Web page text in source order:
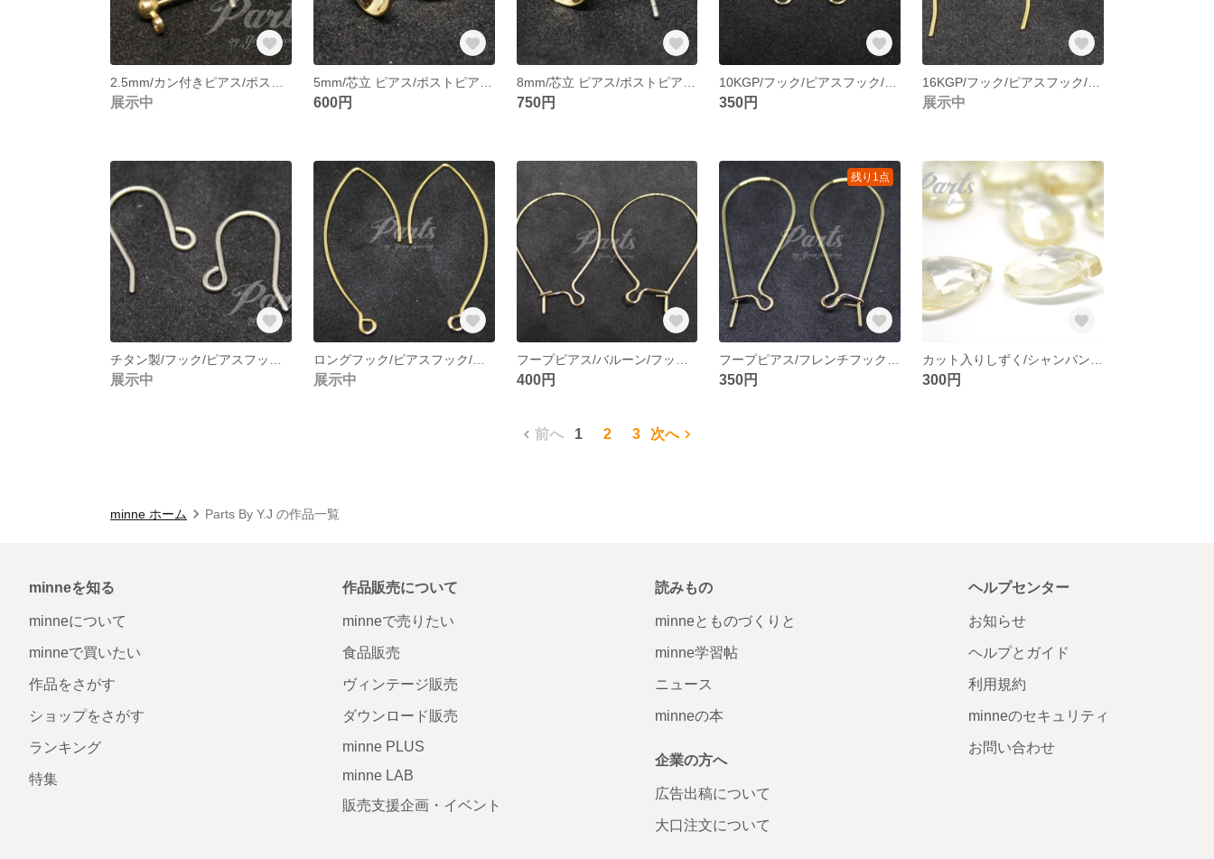
展示中 600円 750円 350円 展示中
展示中
ロングフック/ピアスフック/フックピアス/アクセサリー/DIY/金具/パーツ【20個】
展示中 400円
残り1点
350円 300円
前へ 1 2 3 次へ
minne ホーム Parts By Y.J の作品一覧
minneを知る
minneについて
minneで買いたい
作品をさがす
ショップをさがす
ランキング
特集
作品販売について
minneで売りたい
食品販売
ヴィンテージ販売
ダウンロード販売
minne PLUS
minne LAB
販売支援企画・イベント
読みもの
minneとものづくりと
minne学習帖
ニュース
minneの本
企業の方へ
広告出稿について
大口注文について
ヘルプセンター
お知らせ
ヘルプとガイド
利用規約
minneのセキュリティ
お問い合わせ